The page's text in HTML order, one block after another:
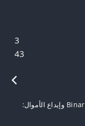
3
43
فتح حساب على Binarium وإيداع الأموال: